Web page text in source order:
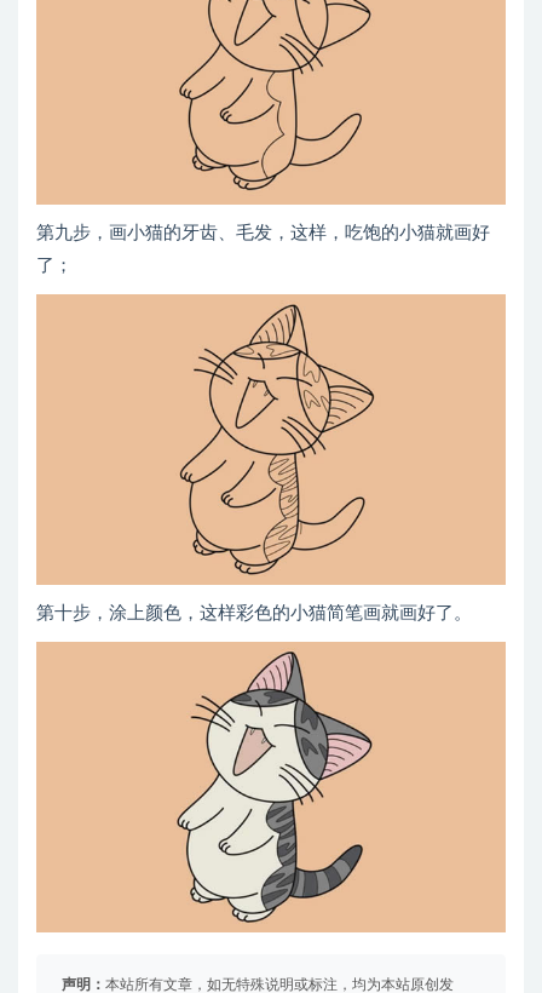
第九步，画小猫的牙齿、毛发，这样，吃饱的小猫就画好
了；
第十步，涂上颜色，这样彩色的小猫简笔画就画好了。
声明： 本站所有文章，如无特殊说明或标注，均为本站原创发